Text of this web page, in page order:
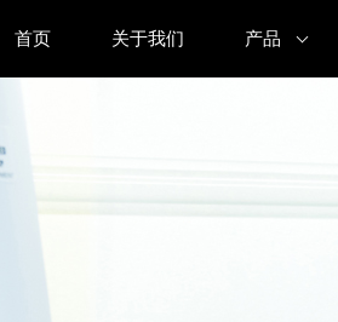
首页 关于我们 产品